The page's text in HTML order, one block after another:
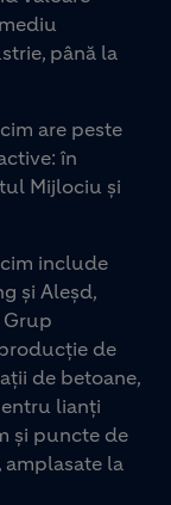
până la
are peste
în
Mijlociu și
include
și Aleșd,
de
de betoane,
lianți
și puncte de
la